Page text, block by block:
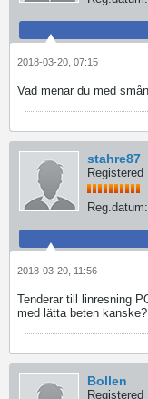
2018-03-20, 07:15
Vad menar du med
stahre87
Registered
Reg.datum:
2018-03-20, 11:56
Tenderar till linresning
med lätta beten kanske?
Bollen
Registered